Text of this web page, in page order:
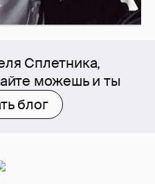
Сплетника,
можешь и ты
блог